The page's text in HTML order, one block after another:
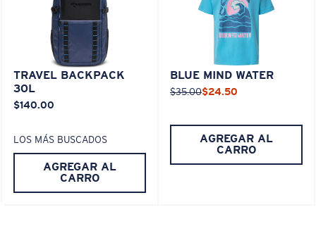
TRAVEL BACKPACK
30L
$140.00
LOS MÁS BUSCADOS
AGREGAR AL
CARRO
BLUE MIND WATER
$35.00$24.50
AGREGAR AL
CARRO